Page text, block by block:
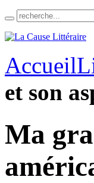
Accueil
et son
Ma